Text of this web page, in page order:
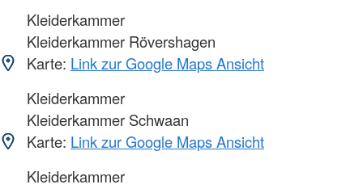
Kleiderkammer
Kleiderkammer Rövershagen
Karte: Link zur Google Maps Ansicht
Kleiderkammer
Kleiderkammer Schwaan
Karte: Link zur Google Maps Ansicht
Kleiderkammer